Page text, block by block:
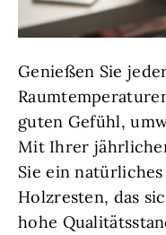
Genießen Sie
guten Gefühl,
Mit Ihrer
Sie ein
Holzresten, das
hohe